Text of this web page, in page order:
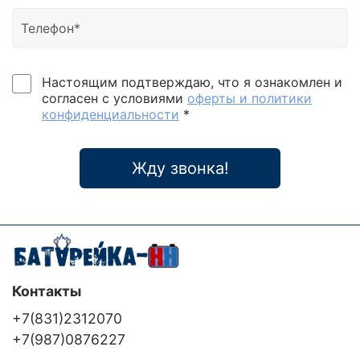
Настоящим подтверждаю, что я ознакомлен и
согласен с условиями оферты и политики
конфиденциальности *
Жду звонка!
Контакты
+7(831)2312070
+7(987)0876227